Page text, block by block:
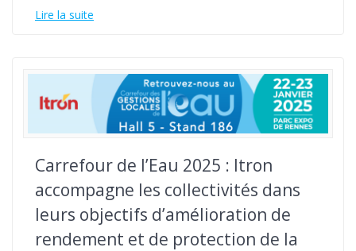
Lire la suite
Carrefour de l’Eau 2025 : Itron
accompagne les collectivités dans
leurs objectifs d’amélioration de
rendement et de protection de la